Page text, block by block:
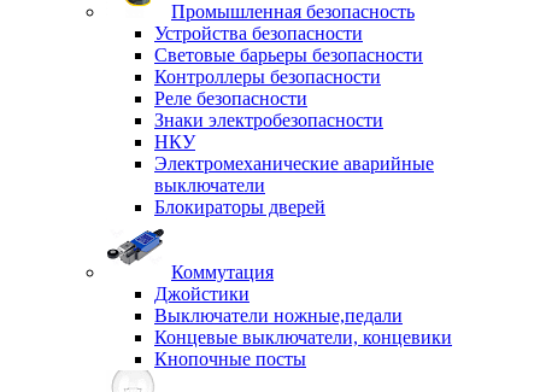
Промышленная безопасность
Устройства безопасности
Световые барьеры безопасности
Контроллеры безопасности
Реле безопасности
Знаки электробезопасности
НКУ
Электромеханические аварийные
выключатели
Блокираторы дверей
Коммутация
Джойстики
Выключатели ножные,педали
Концевые выключатели, концевики
Кнопочные посты